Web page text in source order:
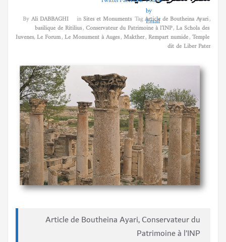
ByAli DABBAGHI inSites et Monuments TagArticle de Boutheina Ayari,
basilique de Ritilius,Conservateur du Patrimoine à l’INP,La Schola des
Iuvenes,Le Forum,Le Monument à Auges,Makther,Rempart numide,Temple
dit de Liber Pater
Article de Boutheina Ayari, Conservateur du
Patrimoine à l’INP